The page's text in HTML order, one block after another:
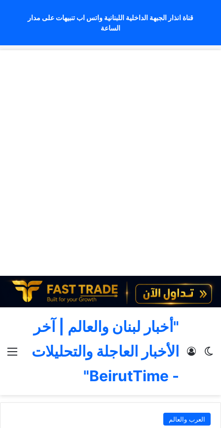
قناة انذار الجبهة الداخلية اللبنانية واتس اب تنبيهات على مدار
الساعة
"أخبار لبنان والعالم | آخر
الأخبار العاجلة والتحليلات
- BeirutTime"
الوضع المظلم
تسجيل الدخول
العرب والعالم